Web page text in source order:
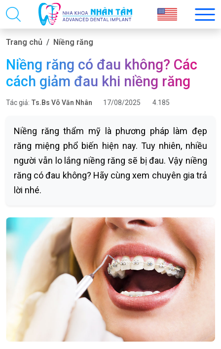
Trang chủ Niềng răng
Niềng răng có đau không? Các
cách giảm đau khi niềng răng
Tác giả: Ts.Bs Võ Văn Nhân 17/08/2025 4.185
Niềng răng thẩm mỹ là phương pháp làm đẹp
răng miệng phổ biến hiện nay. Tuy nhiên, nhiều
người vẫn lo lắng niềng răng sẽ bị đau. Vậy niềng
răng có đau không? Hãy cùng xem chuyên gia trả
lời nhé.